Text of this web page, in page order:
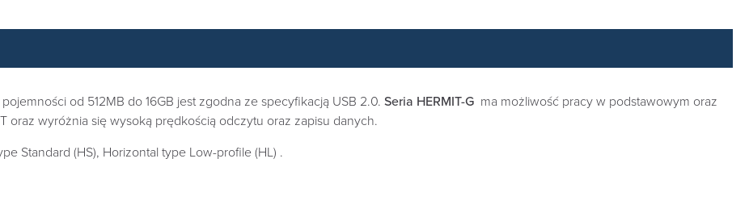
pojemności od 512MB do 16GB jest zgodna ze specyfikacją USB 2.0. Seria HERMIT-G ma możliwość pracy w podstawowym oraz
oraz wyróżnia się wysoką prędkością odczytu oraz zapisu danych.
Standard (HS), Horizontal type Low-profile (HL) .